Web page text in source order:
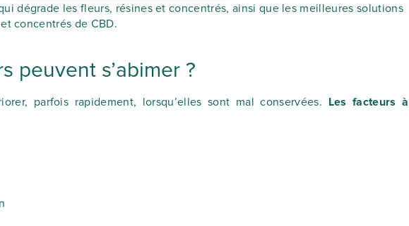
dégrade les fleurs, résines et concentrés, ainsi que les meilleures solutions
concentrés de CBD.
peuvent s’abimer ?
parfois rapidement, lorsqu’elles sont mal conservées. Les facteurs à